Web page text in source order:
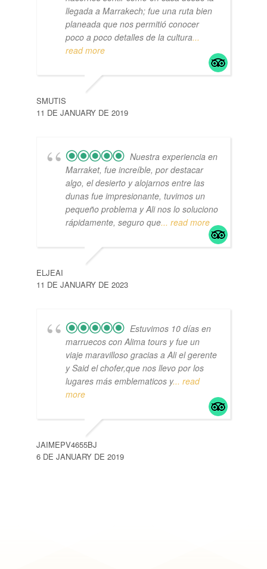
llegada a Marrakech; fue una ruta bien
planeada que nos permitió conocer
poco a poco detalles de la cultura...
read more
SMUTIS
11 DE JANUARY DE 2019
Nuestra experiencia en
Marraket, fue increíble, por destacar
algo, el desierto y alojarnos entre las
dunas fue impresionante, tuvimos un
pequeño problema y Ali nos lo soluciono
rápidamente, seguro que... read more
ELJEAI
11 DE JANUARY DE 2023
Estuvimos 10 días en
marruecos con Alima tours y fue un
viaje maravilloso gracias a Ali el gerente
y Said el chofer,que nos llevo por los
lugares más emblematicos y... read
more
JAIMEPV4655BJ
6 DE JANUARY DE 2019